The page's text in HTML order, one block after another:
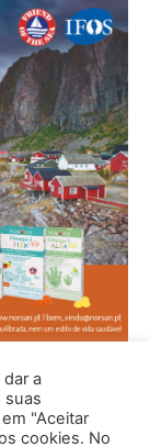
a
suas
"Aceitar
cookies. No